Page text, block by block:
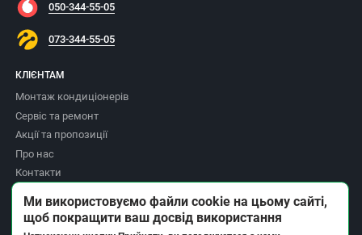
050-344-55-05
073-344-55-05
КЛІЄНТАМ
Монтаж кондиціонерів
Сервіс та ремонт
Акції та пропозиції
Про нас
Контакти
Повернення товару
Ми використовуємо файли cookie на цьому сайті,
щоб покращити ваш досвід використання